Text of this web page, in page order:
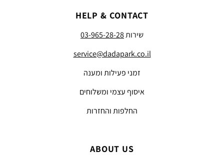
HELP & CONTACT
שירות03-965-28-28
service@dadapark.co.il
זמני פעילות ומענה
איסוף עצמי ומשלוחים
החלפות והחזרות
ABOUT US